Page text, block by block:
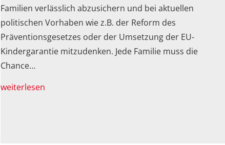
Familien verlässlich abzusichern und bei aktuellen
politischen Vorhaben wie z.B. der Reform des
Präventionsgesetzes oder der Umsetzung der EU-
Kindergarantie mitzudenken. Jede Familie muss die
Chance…
weiterlesen